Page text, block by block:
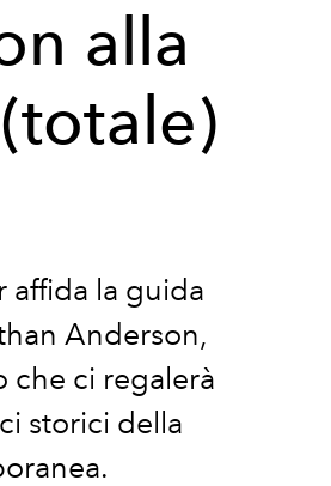
alla
affida la guida
Anderson,
che ci regalerà
storici della